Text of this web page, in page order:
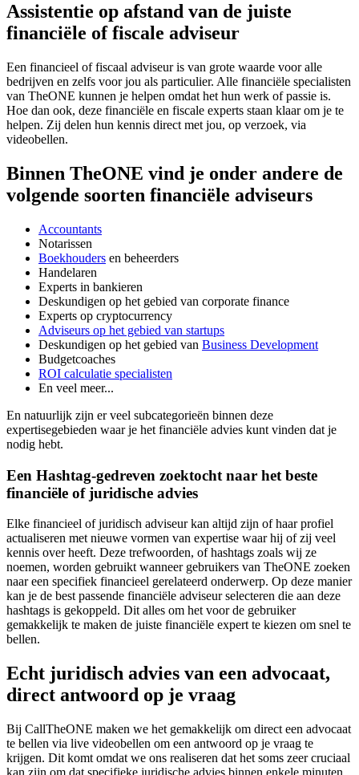
Assistentie op afstand van de juiste
financiële of fiscale adviseur
Een financieel of fiscaal adviseur is van grote waarde voor alle
bedrijven en zelfs voor jou als particulier. Alle financiële specialisten
van TheONE kunnen je helpen omdat het hun werk of passie is.
Hoe dan ook, deze financiële en fiscale experts staan klaar om je te
helpen. Zij delen hun kennis direct met jou, op verzoek, via
videobellen.
Binnen TheONE vind je onder andere de
volgende soorten financiële adviseurs
Accountants
Notarissen
Boekhouders en beheerders
Handelaren
Experts in bankieren
Deskundigen op het gebied van corporate finance
Experts op cryptocurrency
Adviseurs op het gebied van startups
Deskundigen op het gebied van Business Development
Budgetcoaches
ROI calculatie specialisten
En veel meer...
En natuurlijk zijn er veel subcategorieën binnen deze
expertisegebieden waar je het financiële advies kunt vinden dat je
nodig hebt.
Een Hashtag-gedreven zoektocht naar het beste
financiële of juridische advies
Elke financieel of juridisch adviseur kan altijd zijn of haar profiel
actualiseren met nieuwe vormen van expertise waar hij of zij veel
kennis over heeft. Deze trefwoorden, of hashtags zoals wij ze
noemen, worden gebruikt wanneer gebruikers van TheONE zoeken
naar een specifiek financieel gerelateerd onderwerp. Op deze manier
kan je de best passende financiële adviseur selecteren die aan deze
hashtags is gekoppeld. Dit alles om het voor de gebruiker
gemakkelijk te maken de juiste financiële expert te kiezen om snel te
bellen.
Echt juridisch advies van een advocaat,
direct antwoord op je vraag
Bij CallTheONE maken we het gemakkelijk om direct een advocaat
te bellen via live videobellen om een antwoord op je vraag te
krijgen. Dit komt omdat we ons realiseren dat het soms zeer cruciaal